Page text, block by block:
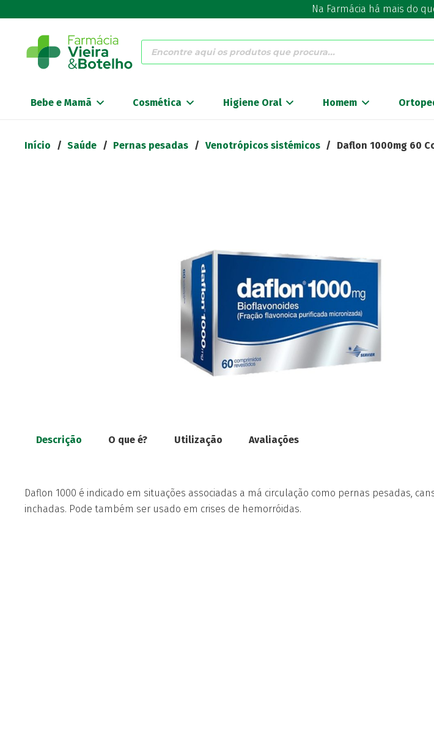
Na Farmácia há mais do
Products
search
Bebe e Mamã Cosmética Higiene Oral Homem
Início / Saúde / Pernas pesadas / Venotrópicos sistémicos / Daflon 1000mg 60
Descrição O que é? Utilização Avaliações
Daflon 1000 é indicado em situações associadas a má circulação como pernas pesadas,
inchadas. Pode também ser usado em crises de hemorróidas.